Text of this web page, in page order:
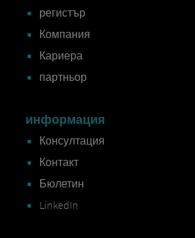
регистър
Компания
Кариера
партньор
информация
Консултация
Контакт
Бюлетин
LinkedIn